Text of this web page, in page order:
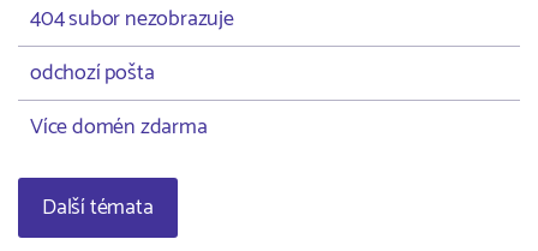
404 subor nezobrazuje
odchozí pošta
Více domén zdarma
Další témata